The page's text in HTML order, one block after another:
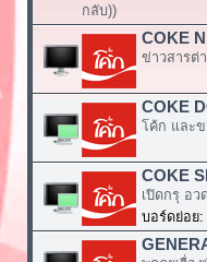
กลับ))
COKE
ข่าวสารต่
COKE
โค้ก และข
COKE
เปิดกรุ อว
บอร์ดย่อย: